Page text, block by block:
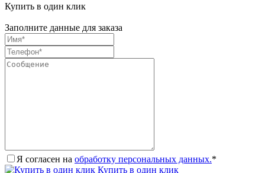
Купить в один клик
Заполните данные для заказа
Я согласен на обработку персональных данных.*
Купить в один клик